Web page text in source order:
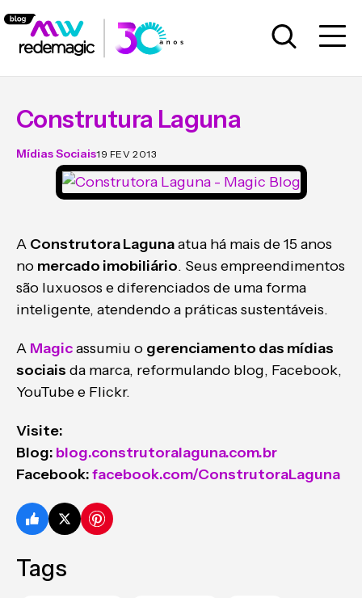
Construtura Laguna
Mídias Sociais19 FEV 2013
A Construtora Lagunaatua há mais de 15 anos
no mercado imobiliário. Seus empreendimentos
são luxuosos e diferenciados de uma forma
inteligente, atendendo a práticas sustentáveis.
A Magicassumiu o gerenciamento das mídias
sociais da marca, reformulando blog, Facebook,
YouTube e Flickr.
Visite:
Blog: blog.construtoralaguna.com.br
Facebook:facebook.com/ConstrutoraLaguna
Tags